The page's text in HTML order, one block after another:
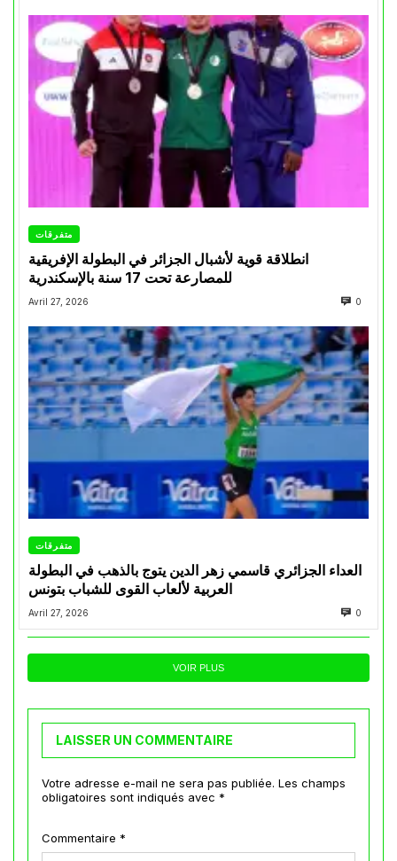
متفرقات
انطلاقة قوية لأشبال الجزائر في البطولة الإفريقية
للمصارعة تحت 17 سنة بالإسكندرية
Avril 27, 2026 0
متفرقات
العداء الجزائري قاسمي زهر الدين يتوج بالذهب في البطولة
العربية لألعاب القوى للشباب بتونس
Avril 27, 2026 0
VOIR PLUS
LAISSER UN COMMENTAIRE
Votre adresse e-mail ne sera pas publiée. Les champs
obligatoires sont indiqués avec *
Commentaire *